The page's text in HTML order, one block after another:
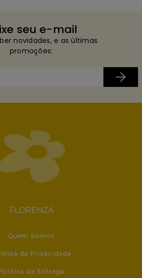
seu e-mail
novidades, e as últimas
promoções:
FLORENZA
Quem Somos
de Privacidade
de Entrega